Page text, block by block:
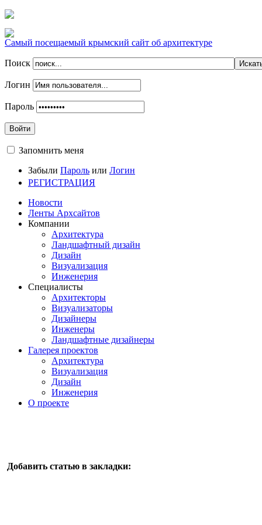
Самый посещаемый крымский сайт об архитектуре
Поиск
Логин
Пароль
Войти
Запомнить меня
Забыли Пароль или Логин
РЕГИСТРАЦИЯ
Новости
Ленты Архсайтов
Компании
Архитектура
Ландшафтный дизайн
Дизайн
Визуализация
Инженерия
Специалисты
Архитекторы
Визуализаторы
Дизайнеры
Инженеры
Ландшафтные дизайнеры
Галерея проектов
Архитектура
Визуализация
Дизайн
Инженерия
О проекте
Добавить статью в закладки: